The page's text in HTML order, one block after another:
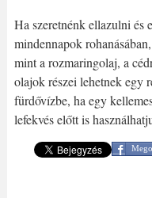
Ha szeretnénk ellazulni és
mindennapok
mint a rozmaringolaj, a
olajok részei lehetnek egy
fürdővízbe, ha egy
lefekvés előtt is